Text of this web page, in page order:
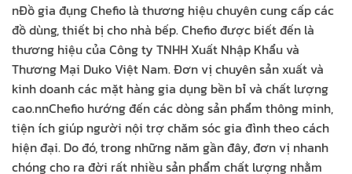
nĐồ gia đụng Chefio là thương hiệu chuyên cung cấp các
đồ dùng, thiết bị cho nhà bếp. Chefio được biết đến là
thương hiệu của Công ty TNHH Xuất Nhập Khẩu và
Thương Mại Duko Việt Nam. Đơn vị chuyên sản xuất và
kinh doanh các mặt hàng gia dụng bền bỉ và chất lượng
cao.nnChefio hướng đến các dòng sản phẩm thông minh,
tiện ích giúp người nội trợ chăm sóc gia đình theo cách
hiện đại. Do đó, trong những năm gần đây, đơn vị nhanh
chóng cho ra đời rất nhiều sản phẩm chất lượng nhằm